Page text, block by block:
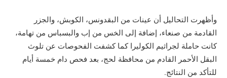
وأظهرت التحاليل أن عينات من البقدونس، الكوبش، والجزر
القادمة من صنعاء، إضافة إلى الخس من إب والبسباس من تهامة،
كانت حاملة لجراثيم الكوليرا كما كشفت الفحوصات عن تلوث
البقل الأحمر القادم من محافظة لحج، بعد فحص دام خمسة أيام
للتأكد من النتائج.